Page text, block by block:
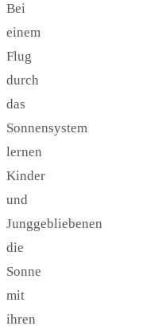
Bei
einem
Flug
durch
das
Sonnensystem
lernen
Kinder
und
Junggebliebenen
die
Sonne
mit
ihren